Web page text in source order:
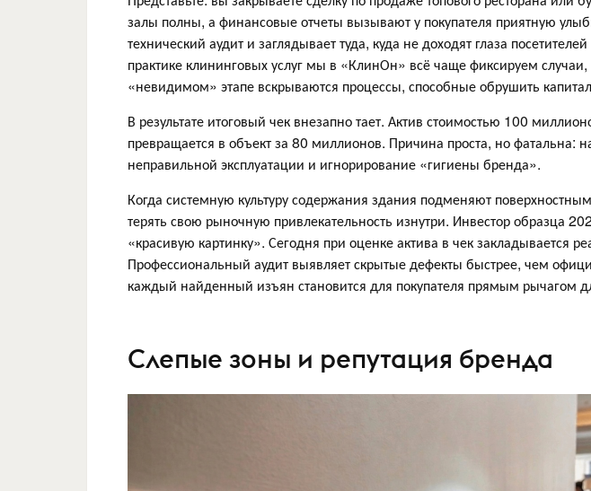
залы полны, а финансовые отчеты вызывают у покупателя приятную
технический аудит и заглядывает туда, куда не доходят глаза
практике клининговых услуг мы в «КлинОн» всё чаще фиксируем
«невидимом» этапе вскрываются процессы, способные обрушить
В результате итоговый чек внезапно тает. Актив стоимостью 100
превращается в объект за 80 миллионов. Причина проста, но фатальна:
неправильной эксплуатации и игнорирование «гигиены бренда».
Когда системную культуру содержания здания подменяют
терять свою рыночную привлекательность изнутри. Инвестор образца
«красивую картинку». Сегодня при оценке актива в чек закладывается
Профессиональный аудит выявляет скрытые дефекты быстрее, чем
каждый найденный изъян становится для покупателя прямым рычагом
Слепые зоны и репутация бренда